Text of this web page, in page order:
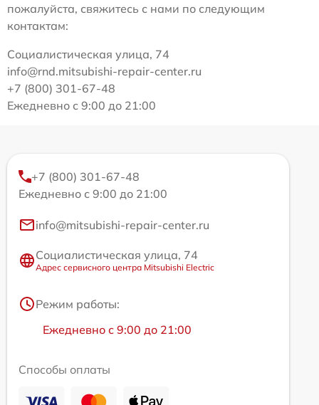
пожалуйста, свяжитесь с нами по следующим
контактам:
Социалистическая улица, 74
info@rnd.mitsubishi-repair-center.ru
+7 (800) 301-67-48
Ежедневно с 9:00 до 21:00
+7 (800) 301-67-48
Ежедневно с 9:00 до 21:00
info@mitsubishi-repair-center.ru
Социалистическая улица, 74
Адрес сервисного центра Mitsubishi Electric
Режим работы:
Ежедневно с 9:00 до 21:00
Способы оплаты